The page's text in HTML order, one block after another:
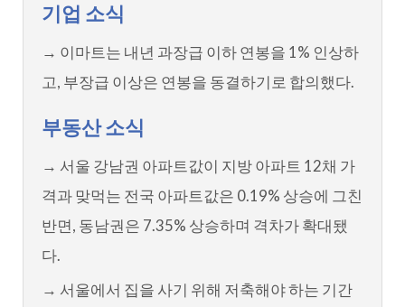
기업 소식
→ 이마트는 내년 과장급 이하 연봉을 1% 인상하
고, 부장급 이상은 연봉을 동결하기로 합의했다.
부동산 소식
→ 서울 강남권 아파트값이 지방 아파트 12채 가
격과 맞먹는 전국 아파트값은 0.19% 상승에 그친
반면, 동남권은 7.35% 상승하며 격차가 확대됐
다.
→ 서울에서 집을 사기 위해 저축해야 하는 기간